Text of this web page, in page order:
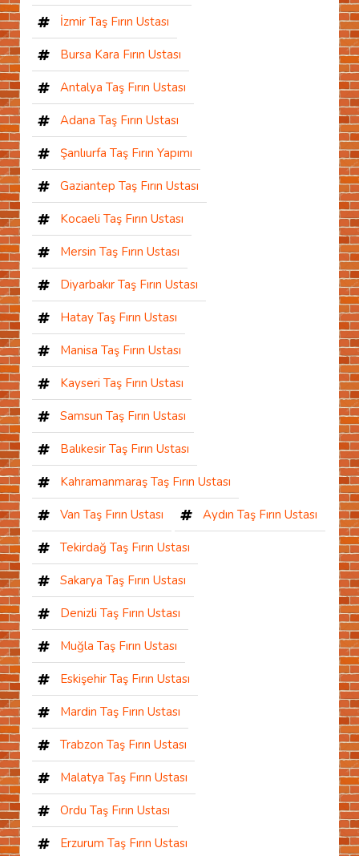
İzmir Taş Fırın Ustası
Bursa Kara Fırın Ustası
Antalya Taş Fırın Ustası
Adana Taş Fırın Ustası
Şanlıurfa Taş Fırın Yapımı
Gaziantep Taş Fırın Ustası
Kocaeli Taş Fırın Ustası
Mersin Taş Fırın Ustası
Diyarbakır Taş Fırın Ustası
Hatay Taş Fırın Ustası
Manisa Taş Fırın Ustası
Kayseri Taş Fırın Ustası
Samsun Taş Fırın Ustası
Balıkesir Taş Fırın Ustası
Kahramanmaraş Taş Fırın Ustası
Van Taş Fırın Ustası Aydın Taş Fırın Ustası
Tekirdağ Taş Fırın Ustası
Sakarya Taş Fırın Ustası
Denizli Taş Fırın Ustası
Muğla Taş Fırın Ustası
Eskişehir Taş Fırın Ustası
Mardin Taş Fırın Ustası
Trabzon Taş Fırın Ustası
Malatya Taş Fırın Ustası
Ordu Taş Fırın Ustası
Erzurum Taş Fırın Ustası